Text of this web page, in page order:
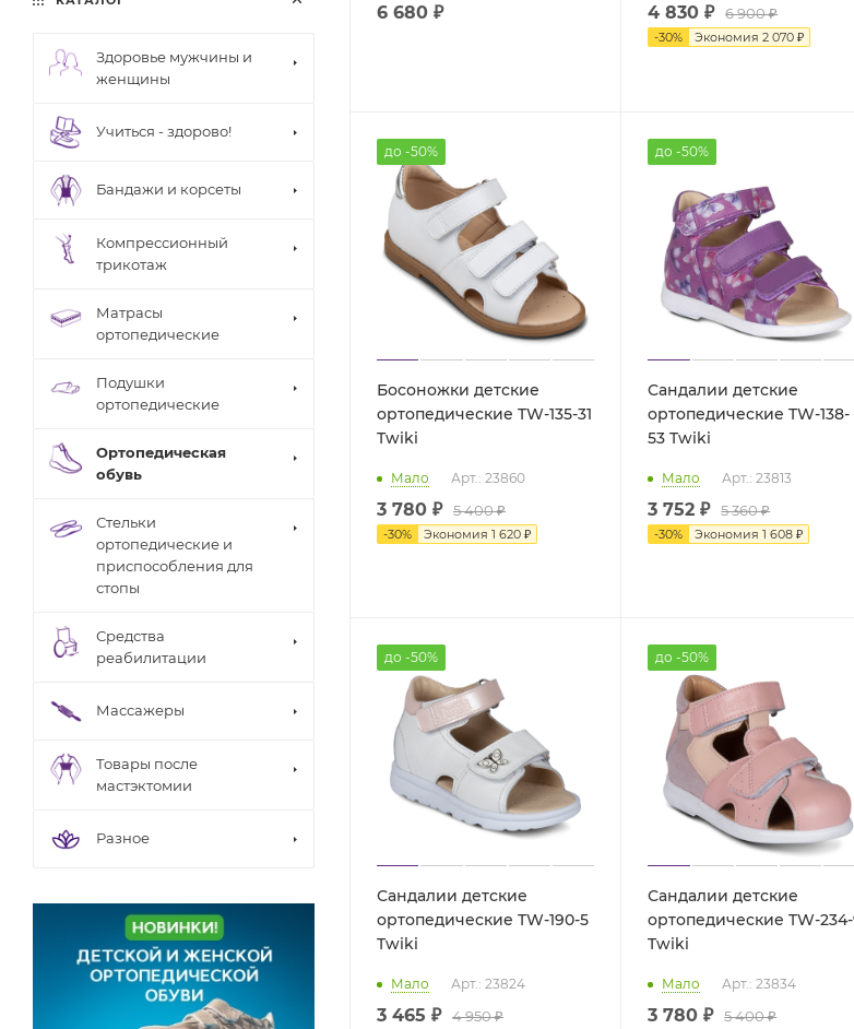
6 680 ₽ 4 830 ₽ 6 900 ₽
-30% Экономия2 070 ₽
до -50%
Босоножки детские
ортопедические TW-135-31
Twiki
Мало Арт.: 23860
3 780 ₽ 5 400 ₽
-30% Экономия 1 620 ₽
до -50%
Сандалии детские
ортопедические TW-138-
53 Twiki
Мало Арт.: 23813
3 752 ₽ 5 360 ₽
-30% Экономия1 608 ₽
до -50%
Сандалии детские
ортопедические TW-190-5
Twiki
Мало Арт.: 23824
3 465 ₽ 4 950 ₽
до -50%
Сандалии детские
ортопедические TW-
Twiki
Мало Арт.: 23834
3 780 ₽ 5 400 ₽
Здоровье мужчины и
женщины
Учиться - здорово!
Бандажи и корсеты
Компрессионный
трикотаж
Матрасы
ортопедические
Подушки
ортопедические
Ортопедическая
обувь
Стельки
ортопедические и
приспособления для
стопы
Средства
реабилитации
Массажеры
Товары после
мастэктомии
Разное